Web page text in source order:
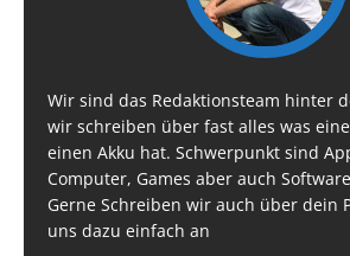
Wir sind das Redaktionsteam hinter
wir schreiben über fast alles was
einen Akku hat. Schwerpunkt sind
Computer, Games aber auch
Gerne Schreiben wir auch über dein
uns dazu einfach an